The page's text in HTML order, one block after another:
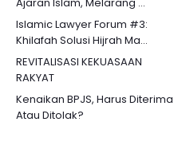
Islamic Lawyer Forum #3:
Khilafah Solusi Hijrah Ma...
REVITALISASI KEKUASAAN
RAKYAT
Kenaikan BPJS, Harus Diterima
Atau Ditolak?